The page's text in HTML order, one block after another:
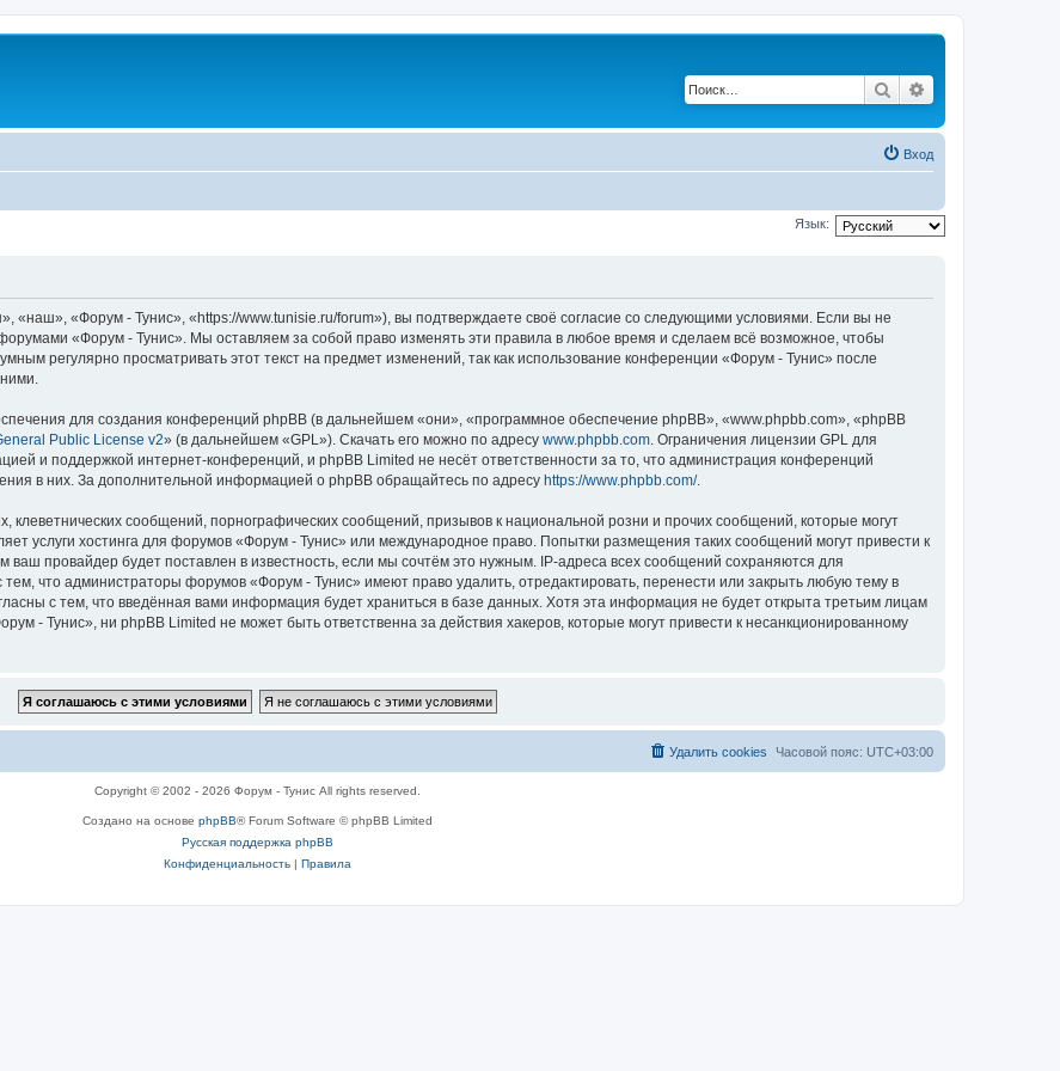
Поиск
Вход
Язык:
«Форум - Тунис», «https://www.tunisie.ru/forum»), вы подтверждаете своё согласие со следующими условиями. Если вы не
«Форум - Тунис». Мы оставляем за собой право изменять эти правила в любое время и сделаем всё возможное, чтобы
регулярно просматривать этот текст на предмет изменений, так как использование конференции «Форум - Тунис» после
для создания конференций phpBB (в дальнейшем «они», «программное обеспечение phpBB», «www.phpbb.com», «phpBB
Public License v2» (в дальнейшем «GPL»). Скачать его можно по адресу www.phpbb.com. Ограничения лицензии GPL для
и поддержкой интернет-конференций, и phpBB Limited не несёт ответственности за то, что администрация конференций
в них. За дополнительной информацией о phpBB обращайтесь по адресу https://www.phpbb.com/.
сообщений, порнографических сообщений, призывов к национальной розни и прочих сообщений, которые могут
услуги хостинга для форумов «Форум - Тунис» или международное право. Попытки размещения таких сообщений могут привести к
провайдер будет поставлен в известность, если мы сочтём это нужным. IP-адреса всех сообщений сохраняются для
что администраторы форумов «Форум - Тунис» имеют право удалить, отредактировать, перенести или закрыть любую тему в
с тем, что введённая вами информация будет храниться в базе данных. Хотя эта информация не будет открыта третьим лицам
- Тунис», ни phpBB Limited не может быть ответственна за действия хакеров, которые могут привести к несанкционированному
Часовой пояс: UTC+03:00
Удалить cookies
Copyright © 2002 - 2026 Форум - Тунис All rights reserved.
Создано на основе phpBB® Forum Software © phpBB Limited
Русская поддержка phpBB
Конфиденциальность| Правила